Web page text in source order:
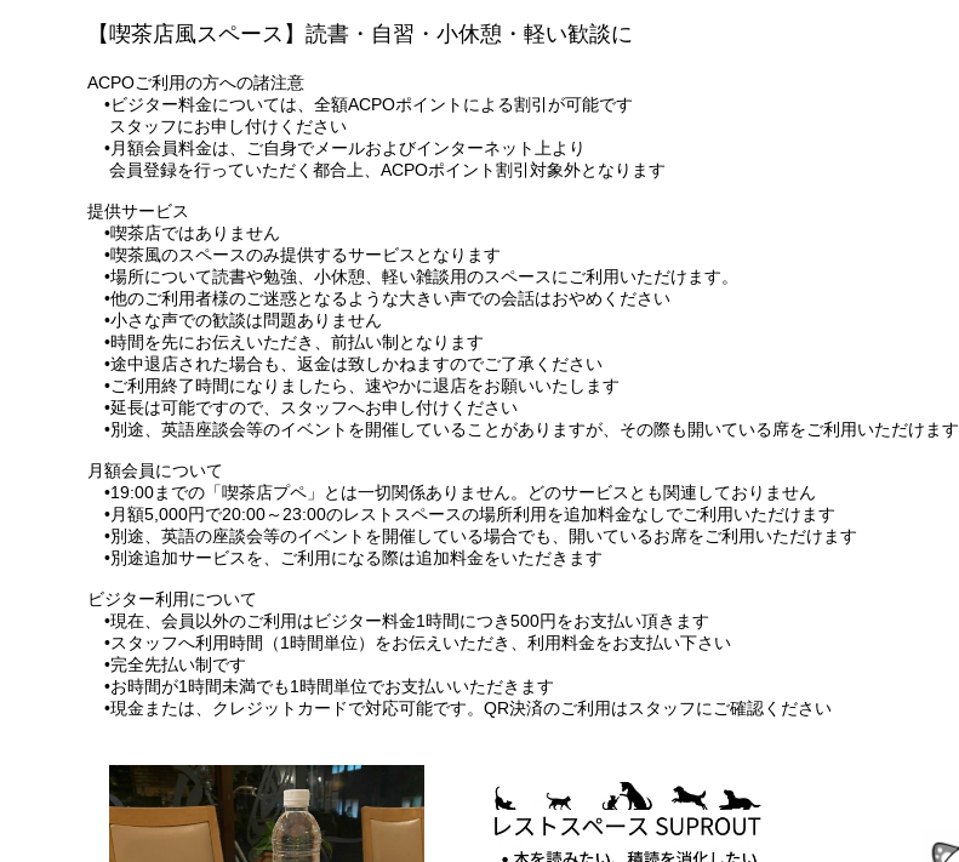
【喫茶店風スペース】読書・自習・小休憩・軽い歓談に
ACPOご利用の方への諸注意
•ビジター料金については、全額ACPOポイントによる割引が可能です
スタッフにお申し付けください
•月額会員料金は、ご自身でメールおよびインターネット上より
会員登録を行っていただく都合上、ACPOポイント割引対象外となります
提供サービス
•喫茶店ではありません
•喫茶風のスペースのみ提供するサービスとなります
•場所について読書や勉強、小休憩、軽い雑談用のスペースにご利用いただけます。
•他のご利用者様のご迷惑となるような大きい声での会話はおやめください
•小さな声での歓談は問題ありません
•時間を先にお伝えいただき、前払い制となります
•途中退店された場合も、返金は致しかねますのでご了承ください
•ご利用終了時間になりましたら、速やかに退店をお願いいたします
•延長は可能ですので、スタッフへお申し付けください
•別途、英語座談会等のイベントを開催していることがありますが、その際も開いている席をご利用いただけます
月額会員について
•19:00までの「喫茶店プペ」とは一切関係ありません。どのサービスとも関連しておりません
•月額5,000円で20:00～23:00のレストスペースの場所利用を追加料金なしでご利用いただけます
•別途、英語の座談会等のイベントを開催している場合でも、開いているお席をご利用いただけます
•別途追加サービスを、ご利用になる際は追加料金をいただきます
ビジター利用について
•現在、会員以外のご利用はビジター料金1時間につき500円をお支払い頂きます
•スタッフへ利用時間（1時間単位）をお伝えいただき、利用料金をお支払い下さい
•完全先払い制です
•お時間が1時間未満でも1時間単位でお支払いいただきます
•現金または、クレジットカードで対応可能です。QR決済のご利用はスタッフにご確認ください